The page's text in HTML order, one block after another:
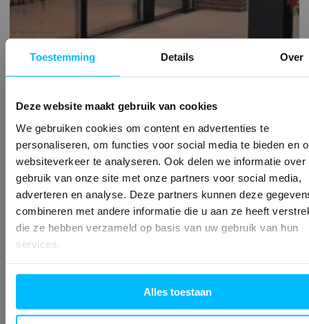
Toestemming Details Over
Deze website maakt gebruik van cookies
We gebruiken cookies om content en advertenties te
personaliseren, om functies voor social media te bieden en
websiteverkeer te analyseren. Ook delen we informatie over
gebruik van onze site met onze partners voor social media,
adverteren en analyse. Deze partners kunnen deze
combineren met andere informatie die u aan ze heeft
die ze hebben verzameld op basis van uw gebruik van hun
services.
Alles toestaan
Isolatie en
glasopties:
HR++ of triple